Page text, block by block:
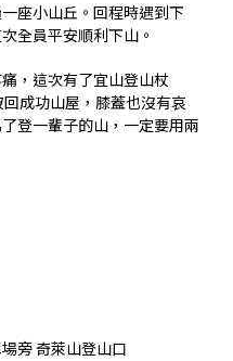
座小山丘。回程時遇到下
全員平安順利下山。
，這次有了宜山登山杖
成功山屋，膝蓋也沒有哀
登一輩子的山，一定要用兩
旁 奇萊山登山口